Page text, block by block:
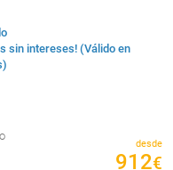
sin intereses! (Válido en
desde
912€